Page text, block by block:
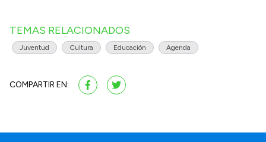
TEMAS RELACIONADOS
Juventud Cultura Educación Agenda
COMPARTIR EN: